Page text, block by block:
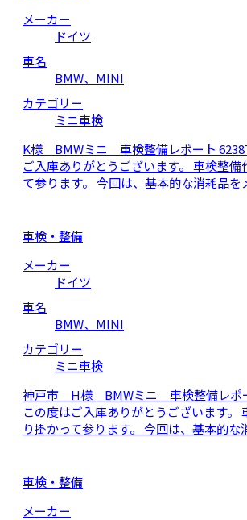
メーカー
ドイツ
車名
BMW、MINI
カテゴリー
ミニ車検
K様 BMWミニ 車検整備レポート
ご入庫ありがとうございます。 車検整備
て参ります。 今回は、基本的な消耗品
車検・整備
メーカー
ドイツ
車名
BMW、MINI
カテゴリー
ミニ車検
神戸市 H様 BMWミニ 車検整備レポ
この度はご入庫ありがとうございます。
り掛かって参ります。 今回は、基本的
車検・整備
メーカー